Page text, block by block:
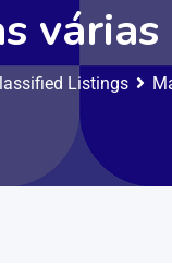
várias
Listings